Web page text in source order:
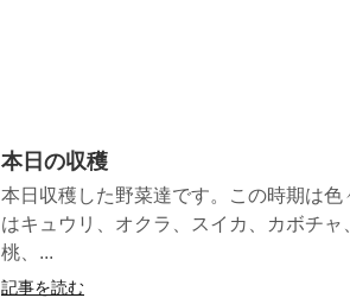
本日の収穫
本日収穫した野菜達です。この時期は
はキュウリ、オクラ、スイカ、カボチャ
桃、...
記事を読む